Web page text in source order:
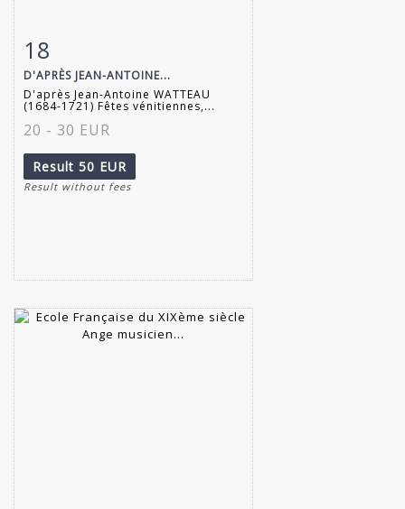
Item detail
18
D'APRÈS JEAN-ANTOINE...
D'après Jean-Antoine WATTEAU
(1684-1721) Fêtes vénitiennes,...
20 - 30 EUR
Result 50 EUR
Result without fees